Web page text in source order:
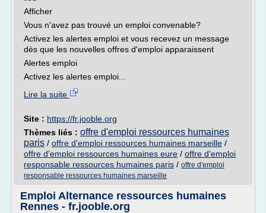
Afficher
Vous n'avez pas trouvé un emploi convenable?
Activez les alertes emploi et vous recevez un message
dès que les nouvelles offres d'emploi apparaissent
Alertes emploi
Activez les alertes emploi...
Lire la suite
Site : https://fr.jooble.org
Thèmes liés : offre d'emploi ressources humaines
paris / offre d'emploi ressources humaines marseille /
offre d'emploi ressources humaines eure / offre d'emploi
responsable ressources humaines paris / offre d'emploi
responsable ressources humaines marseille
Emploi Alternance ressources humaines
Rennes - fr.jooble.org